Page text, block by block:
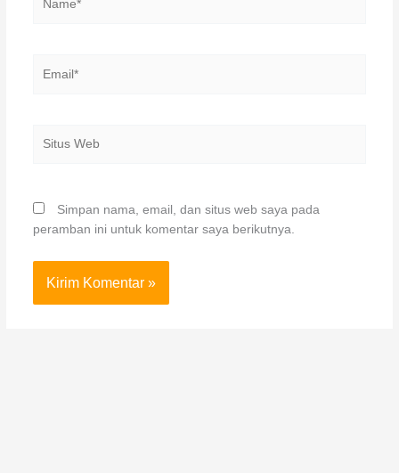
Web
Simpan nama, email, dan situs web saya pada
peramban ini untuk komentar saya berikutnya.